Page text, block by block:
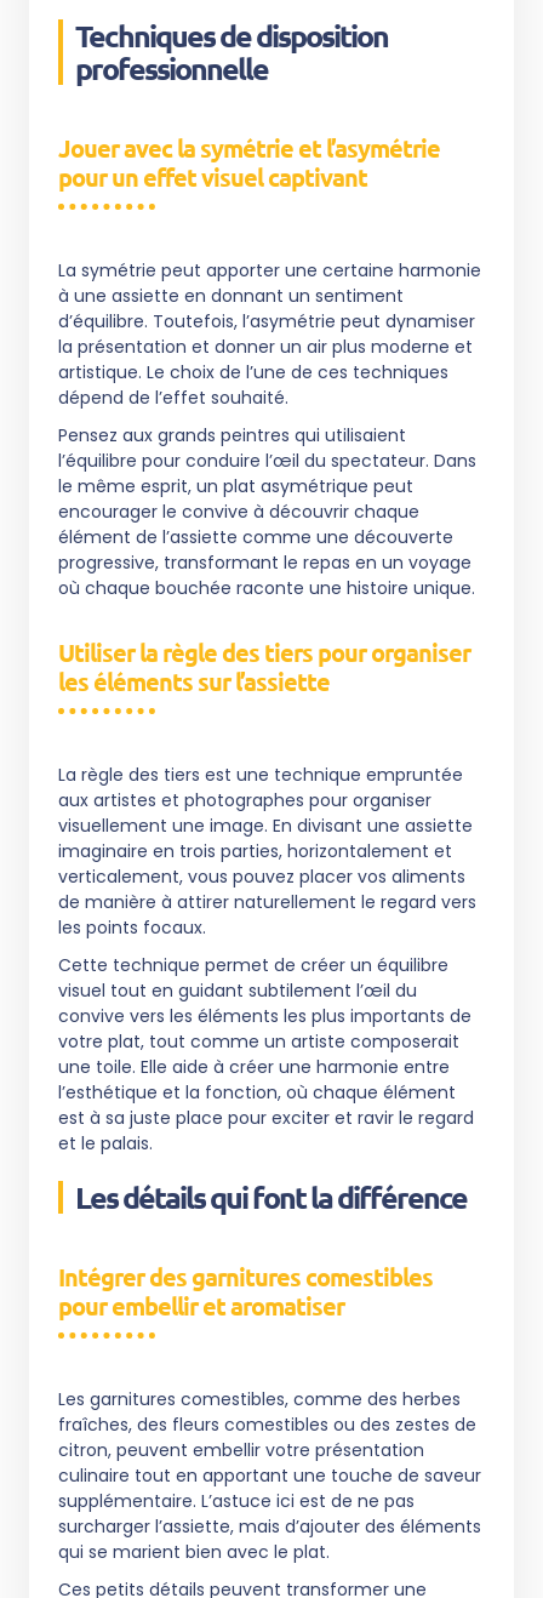
Techniques de disposition
professionnelle
Jouer avec la symétrie et l’asymétrie
pour un effet visuel captivant
La symétrie peut apporter une certaine harmonie
à une assiette en donnant un sentiment
d’équilibre. Toutefois, l’asymétrie peut dynamiser
la présentation et donner un air plus moderne et
artistique. Le choix de l’une de ces techniques
dépend de l’effet souhaité.
Pensez aux grands peintres qui utilisaient
l’équilibre pour conduire l’œil du spectateur. Dans
le même esprit, un plat asymétrique peut
encourager le convive à découvrir chaque
élément de l’assiette comme une découverte
progressive, transformant le repas en un voyage
où chaque bouchée raconte une histoire unique.
Utiliser la règle des tiers pour organiser
les éléments sur l’assiette
La règle des tiers est une technique empruntée
aux artistes et photographes pour organiser
visuellement une image. En divisant une assiette
imaginaire en trois parties, horizontalement et
verticalement, vous pouvez placer vos aliments
de manière à attirer naturellement le regard vers
les points focaux.
Cette technique permet de créer un équilibre
visuel tout en guidant subtilement l’œil du
convive vers les éléments les plus importants de
votre plat, tout comme un artiste composerait
une toile. Elle aide à créer une harmonie entre
l’esthétique et la fonction, où chaque élément
est à sa juste place pour exciter et ravir le regard
et le palais.
Les détails qui font la différence
Intégrer des garnitures comestibles
pour embellir et aromatiser
Les garnitures comestibles, comme des herbes
fraîches, des fleurs comestibles ou des zestes de
citron, peuvent embellir votre présentation
culinaire tout en apportant une touche de saveur
supplémentaire. L’astuce ici est de ne pas
surcharger l’assiette, mais d’ajouter des éléments
qui se marient bien avec le plat.
Ces petits détails peuvent transformer une